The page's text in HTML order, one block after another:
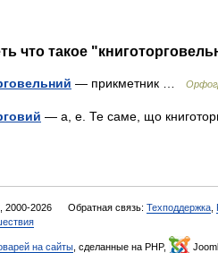
что такое
— прикметник …
— а, е. Те саме, що
2000-2026 Обратная связь: Техподдержка
на сайты , сделанные на PHP,